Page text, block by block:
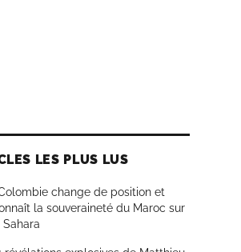
LES PLUS LUS
Colombie change de position et
la souveraineté du Maroc sur
Sahara